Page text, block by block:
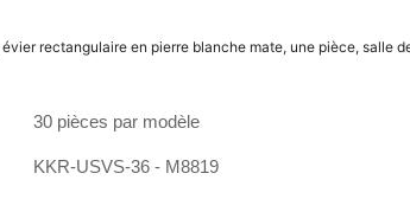
rectangulaire en pierre blanche mate, une pièce, salle
30 pièces par modèle
KKR-USVS-36 - M8819